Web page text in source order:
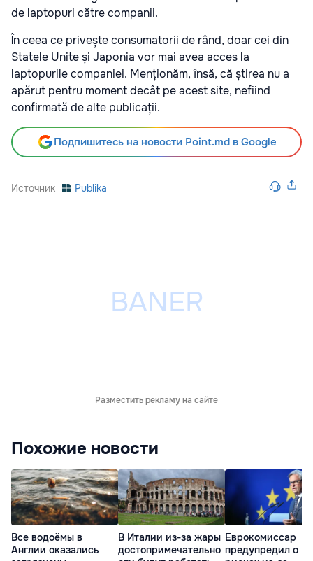
de laptopuri către companii.
În ceea ce privește consumatorii de rând, doar cei din
Statele Unite și Japonia vor mai avea acces la
laptopurile companiei. Menționăm, însă, că știrea nu a
apărut pentru moment decât pe acest site, nefiind
confirmată de alte publicații.
Подпишитесь на новости Point.md в Google
Источник Publika
Разместить рекламу на сайте
Похожие новости
Все водоёмы в
Англии оказались
В Италии из-за жары
достопримечательно
Еврокомиссар
предупредил о